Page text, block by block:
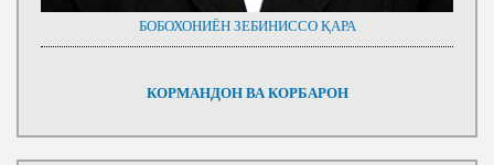
БОБОХОНИЁН ЗЕБИНИССО ҚАРА
КОРМАНДОН ВА КОРБАРОН